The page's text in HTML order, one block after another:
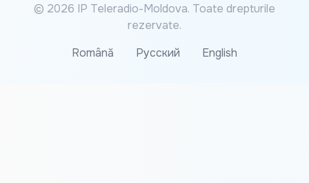
© 2026 IP Teleradio-Moldova. Toate drepturile
rezervate.
Română
Русский English